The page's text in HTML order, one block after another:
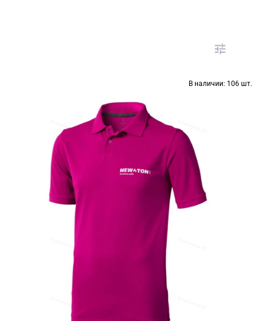
В наличии: 106 шт.